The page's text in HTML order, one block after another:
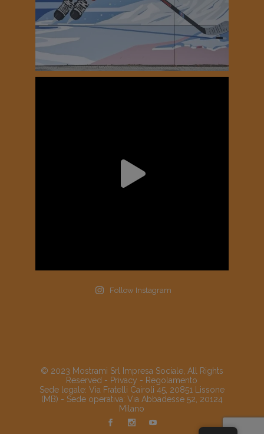
Follow Instagram
© 2023 Mostrami Srl Impresa Sociale, All Rights
Reserved - Privacy - Regolamento
Sede legale: Via Fratelli Cairoli 45, 20851 Lissone
(MB) - Sede operativa: Via Abbadesse 52, 20124
Milano